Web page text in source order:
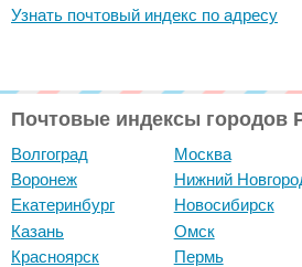
Узнать почтовый индекс по адресу
Почтовые индексы городов
Волгоград
Воронеж
Екатеринбург
Казань
Красноярск
Москва
Нижний
Новосибирск
Омск
Пермь